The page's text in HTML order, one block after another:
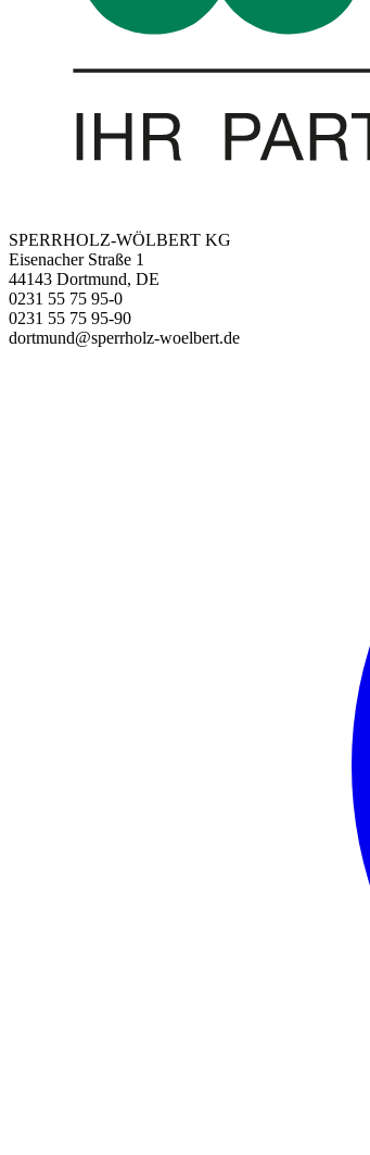
SPERRHOLZ-WÖLBERT KG
Eisenacher Straße 1
44143 Dortmund, DE
0231 55 75 95-0
0231 55 75 95-90
dortmund@sperrholz-woelbert.de